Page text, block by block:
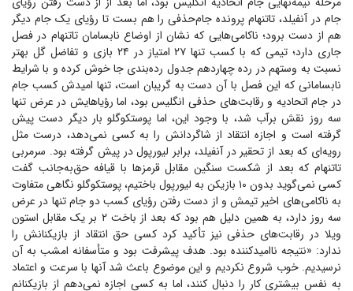
جام در آنفیلد، تاتنهام پرونده جام‌حذفی را هم بست تا رؤیای یک جام دیگر
هم از دست برود؛ ناکامی‌هایی که نشان از اوضاع نابسامان تاتنهام در فصل
جاری دارد؛ تیمی که با کسب تنها ۲۷ امتیاز در ۲۴ بازی و تفاضل گل بهتر
نسبت به وستهم در رده چهاردهم جدول رده‌بندی جا خوش کرده و با شرایط
نابسامانی که این فصل با آن دست به گریبان است، تنها امیدش کسب جام
در جام اتحادیه و رقابت‌های حذفی انگلیس بود، اما رؤیاهایش در عرض تنها
سه روز نقش برآب شد، با وجود این، اما پوستکوگلو بار دیگر دست پیش
گرفته است و اجازه انتقاد از شاگردانش را به کسی نمی‌دهد، درست مثل
رویه‌ای که بعد از تحقیر در آنفیلد، برابر لیورپول در پیش گرفته بود. سرمربی
تاتنهام که بعد از شکست سنگین مقابل قرمز‌ها با قیافه حق‌به‌جانب گفت
کسی نمی‌گوید بدون ۱۰ بازیکن به لیورپول باختیم، پوستکوگلو نگاهی متفاوت
به ناکامی‌های اخیر تیمش و از دست رفتن رؤیای کسب دو جام تنها در عرض
سه روز دارد، به همین دلیل هم بود که بعد از باخت ۲ بر یک مقابل استون
ویلا در رقابت‌های حذفی نیز تأکید کرد کسی حق انتقاد از بازیکنانش را
ندارد: «نتیجه ناامیدکننده بود. هدف پیشرفت بود و متأسفانه امشب به آن
نرسیدیم. خوب شروع نکردیم و این موضوع باعث شد آنها با سرعت و اعتماد
به نفس بیشتری کار را دنبال کنند، اما به کسی اجازه نمی‌دهم از بازیکنانم